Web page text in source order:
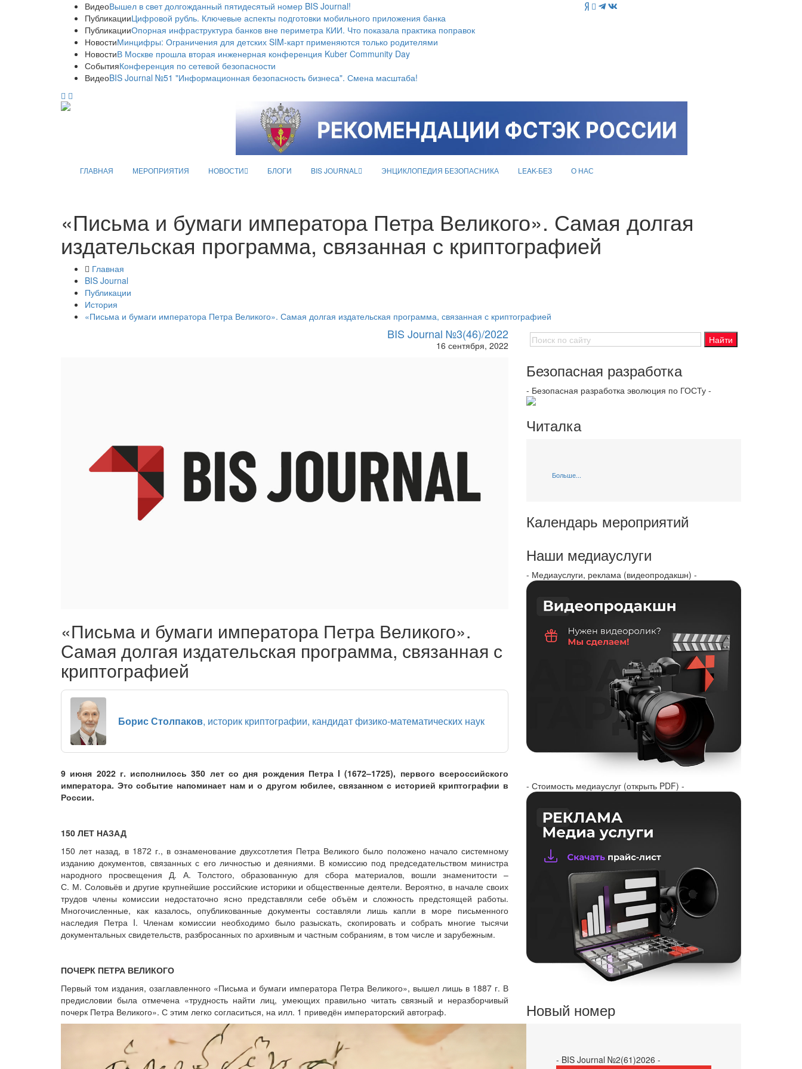
ВидеоВышел в свет долгожданный пятидесятый номер BIS Journal!
ПубликацииЦифровой рубль. Ключевые аспекты подготовки мобильного приложения банка
ПубликацииОпорная инфраструктура банков вне периметра КИИ. Что показала практика поправок
НовостиМинцифры: Ограничения для детских SIM-карт применяются только родителями
НовостиВ Москве прошла вторая инженерная конференция Kuber Community Day
СобытияКонференция по сетевой безопасности
ВидеоBIS Journal №51 "Информационная безопасность бизнеса". Смена масштаба!
ГЛАВНАЯ МЕРОПРИЯТИЯ НОВОСТИ БЛОГИ BIS JOURNAL ЭНЦИКЛОПЕДИЯ БЕЗОПАСНИКА LEAK-БЕЗ О НАС
«Письма и бумаги императора Петра Великого». Самая долгая
издательская программа, связанная с криптографией
Главная
BIS Journal
Публикации
История
«Письма и бумаги императора Петра Великого». Самая долгая издательская программа, связанная с криптографией
BIS Journal №3(46)/2022
16 сентября, 2022
«Письма и бумаги императора Петра Великого».
Самая долгая издательская программа, связанная с
криптографией
Борис Столпаков, историк криптографии, кандидат физико-математических наук
9 июня 2022 г. исполнилось 350 лет со дня рождения Петра I (1672–1725), первого всероссийского
императора. Это событие напоминает нам и о другом юбилее, связанном с историей криптографии в
России.
150 ЛЕТ НАЗАД
150 лет назад, в 1872 г., в ознаменование двухсотлетия Петра Великого было положено начало системному
изданию документов, связанных с его личностью и деяниями. В комиссию под председательством министра
народного просвещения Д. А. Толстого, образованную для сбора материалов, вошли знаменитости –
С. М. Соловьёв и другие крупнейшие российские историки и общественные деятели. Вероятно, в начале своих
трудов члены комиссии недостаточно ясно представляли себе объём и сложность предстоящей работы.
Многочисленные, как казалось, опубликованные документы составляли лишь капли в море письменного
наследия Петра I. Членам комиссии необходимо было разыскать, скопировать и собрать многие тысячи
документальных свидетельств, разбросанных по архивным и частным собраниям, в том числе и зарубежным.
ПОЧЕРК ПЕТРА ВЕЛИКОГО
Первый том издания, озаглавленного «Письма и бумаги императора Петра Великого», вышел лишь в 1887 г. В
предисловии была отмечена «трудность найти лиц, умеющих правильно читать связный и неразборчивый
почерк Петра Великого». С этим легко согласиться, на илл. 1 приведён императорский автограф.
Безопасная разработка
- Безопасная разработка эволюция по ГОСТу -
Читалка
Больше...
Календарь мероприятий
Наши медиауслуги
- Медиауслуги, реклама (видеопродакшн) -
- Стоимость медиауслуг (открыть PDF) -
Новый номер
- BIS Journal №2(61)2026 -